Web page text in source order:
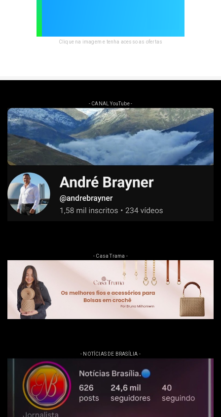
Clique na imagem e tenha acesso as ofertas
- CANAL YouTube -
- Casa Trama -
- NOTÍCIAS DE BRASÍLIA -